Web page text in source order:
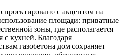
с акцентом на
площади: приватные
зоны, где располагается
с кухней. Благодаря
газобетона дом сохраняет